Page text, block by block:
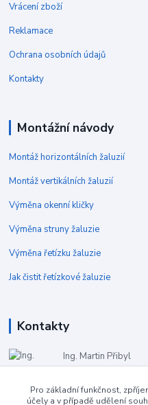
Vrácení zboží
Reklamace
Ochrana osobních údajů
Kontakty
Montážní návody
Montáž horizontálních žaluzií
Montáž vertikálních žaluzií
Výměna okenní kličky
Výměna struny žaluzie
Výměna řetízku žaluzie
Jak čistit řetízkové žaluzie
Kontakty
Ing. Martin Přibyl
+420 724
(Po-Pá 9:00-16:00)
Pro základní funkčnost,
účely a v případě udělení